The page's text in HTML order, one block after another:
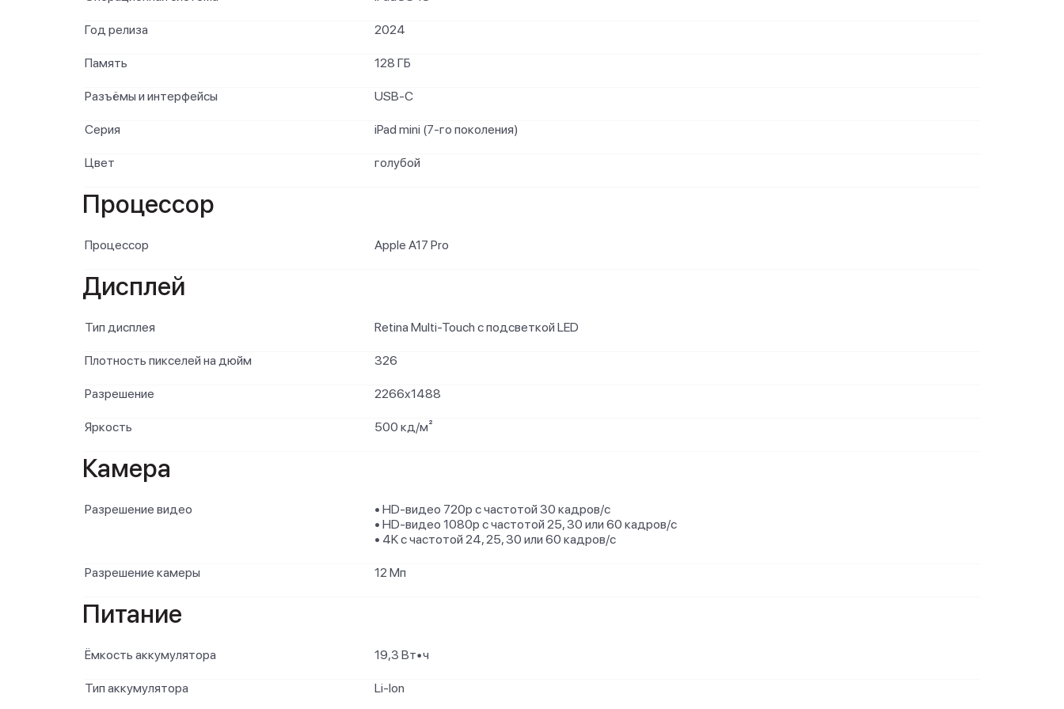
Год релиза 2024
Память 128 ГБ
Разъёмы и интерфейсы USB‑C
Серия iPad mini (7-го поколения)
Цвет голубой
Процессор
Процессор Apple A17 Pro
Дисплей
Тип дисплея Retina Multi-Touch с подсветкой LED
Плотность пикселей на дюйм 326
Разрешение 2266x1488
Яркость 500 кд/м²
Камера
Разрешение видео
• HD-видео 720p с частотой 30 кадров/ с
• HD-видео 1080p с частотой 25, 30 или 60 кадров/ с
• 4K с частотой 24, 25, 30 или 60 кадров/ с
Разрешение камеры 12 Мп
Питание
Ёмкость аккумулятора 19,3 Вт∙ч
Тип аккумулятора Li-Ion